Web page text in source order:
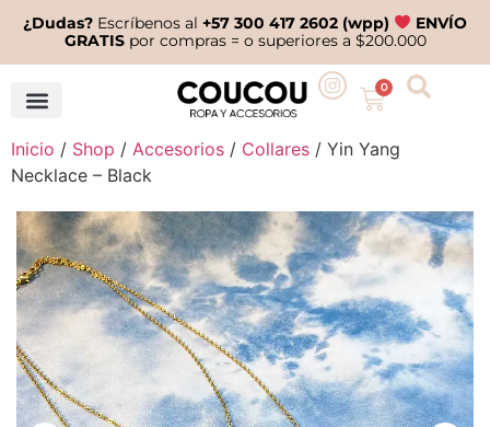
¿Dudas? Escríbenos al+57 300 417 2602 (wpp)
ENVÍO
GRATISpor compras = o superiores a $200.000
0
Inicio / Shop / Accesorios / Collares / Yin Yang
Necklace – Black